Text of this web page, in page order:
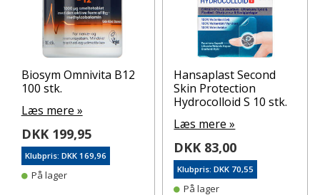
Biosym Omnivita B12
100 stk.
Læs mere »
DKK 199,95
Klubpris: DKK 169,96
På lager
Hansaplast Second
Skin Protection
Hydrocolloid S 10 stk.
Læs mere »
DKK 83,00
Klubpris: DKK 70,55
På lager